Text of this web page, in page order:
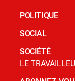
POLITIQUE
SOCIAL
SOCIÉTÉ
LE